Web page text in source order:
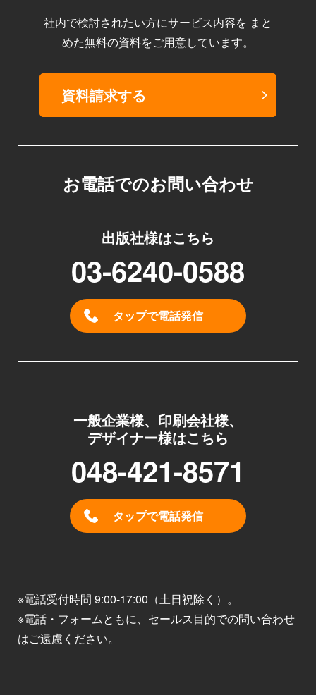
社内で検討されたい方にサービス内容を まと
めた無料の資料をご用意しています。
資料請求する
お電話でのお問い合わせ
出版社様はこちら
03-6240-0588
タップで電話発信
一般企業様、印刷会社様、
デザイナー様はこちら
048-421-8571
タップで電話発信
※電話受付時間 9:00-17:00（土日祝除く）。
※電話・フォームともに、セールス目的での問い合わせ
はご遠慮ください。